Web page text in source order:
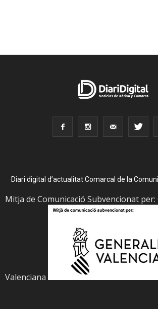
Diari digital d’actualitat Comarcal de la
Mitja de Comunicació Subvencionat
Valenciana